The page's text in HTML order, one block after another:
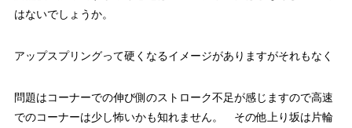
はないでしょうか。
アップスプリングって硬くなるイメージがありますがそれもなく
問題はコーナーでの伸び側のストローク不足が感じますので高速
でのコーナーは少し怖いかも知れません。 その他上り坂は片輪